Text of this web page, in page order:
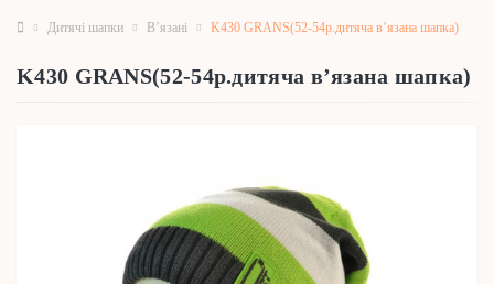
Дитячі шапки В’язані K430 GRANS(52-54р.дитяча в’язана шапка)
K430 GRANS(52-54р.дитяча в’язана шапка)